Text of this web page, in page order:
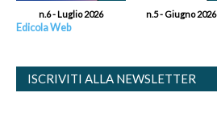
n.6 - Luglio 2026 n.5 - Giugno 2026
Edicola Web
ISCRIVITI ALLA NEWSLETTER